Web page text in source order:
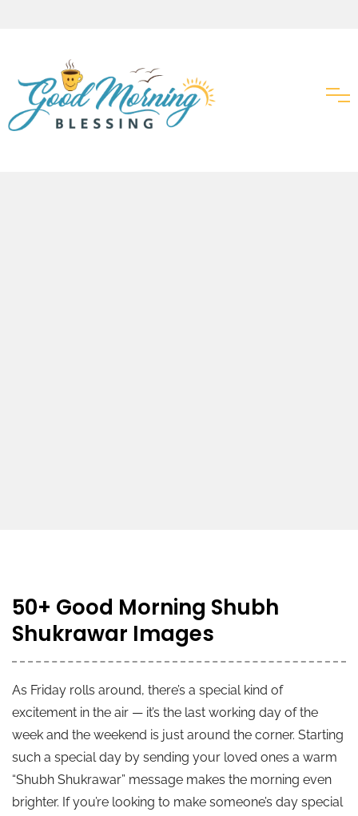
50+ Good Morning Shubh
Shukrawar Images
As Friday rolls around, there’s a special kind of
excitement in the air — it’s the last working day of the
week and the weekend is just around the corner. Starting
such a special day by sending your loved ones a warm
“Shubh Shukrawar” message makes the morning even
brighter. If you’re looking to make someone’s day special